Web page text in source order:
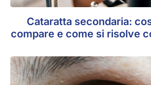
Cataratta secondaria:
compare e come si risolve